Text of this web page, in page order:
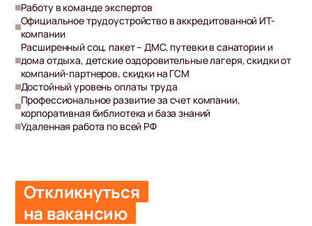
Работу в команде экспертов
Официальное трудоустройство в аккредитованной ИТ-
компании
Расширенный соц. пакет – ДМС, путевки в санатории и
дома отдыха, детские оздоровительные лагеря, скидки от
компаний-партнеров, скидки на ГСМ
Достойный уровень оплаты труда
Профессиональное развитие за счет компании,
корпоративная библиотека и база знаний
Удаленная работа по всей РФ
Откликнуться
на вакансию